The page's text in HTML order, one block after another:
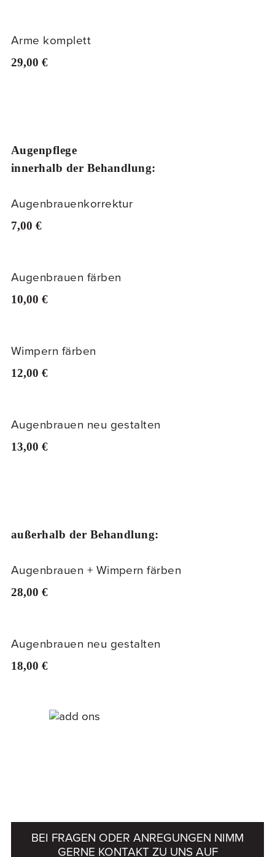
Arme komplett
29,00 €
Augenpflege
innerhalb der Behandlung:
Augenbrauenkorrektur
7,00 €
Augenbrauen färben
10,00 €
Wimpern färben
12,00 €
Augenbrauen neu gestalten
13,00 €
außerhalb der Behandlung:
Augenbrauen + Wimpern färben
28,00 €
Augenbrauen neu gestalten
18,00 €
BEI FRAGEN ODER ANREGUNGEN NIMM
GERNE KONTAKT ZU UNS AUF